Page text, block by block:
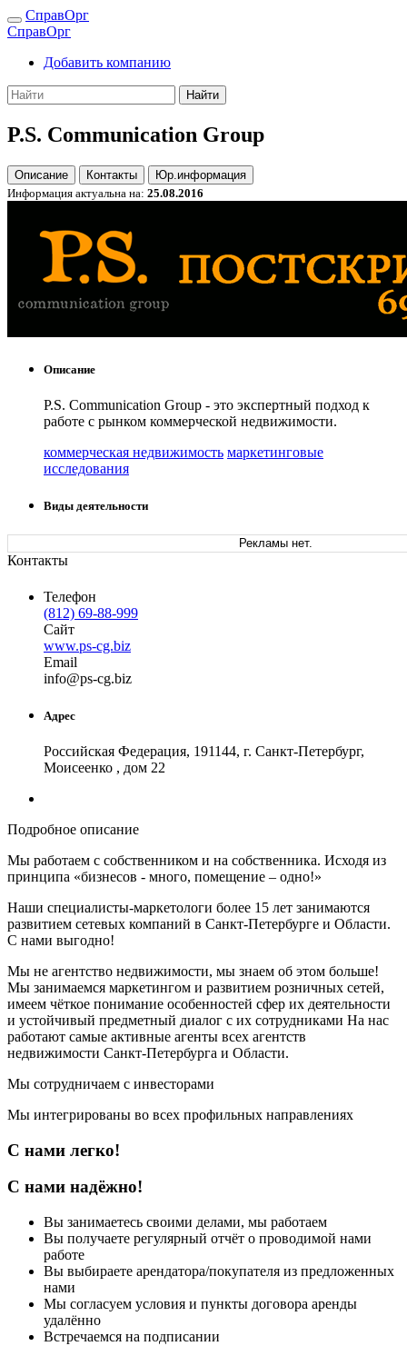
СправОрг
СправОрг
Добавить компанию
Найти
P.S. Communication Group
Описание Контакты
Юр.информация
Информация актуальна на: 25.08.2016
Описание
P.S. Communication Group - это экспертный подход к
работе с рынком коммерческой недвижимости.
коммерческая недвижимость маркетинговые
исследования
Виды деятельности
Рекламы нет.
Контакты
Телефон
(812) 69-88-999
Сайт
www.ps-cg.biz
Email
info@ps-cg.biz
Адрес
Российская Федерация, 191144, г. Санкт-Петербург,
Моисеенко , дом 22
Подробное описание
Мы работаем с собственником и на собственника. Исходя из
принципа «бизнесов - много, помещение – одно!»
Наши специалисты-маркетологи более 15 лет занимаются
развитием сетевых компаний в Санкт-Петербурге и Области.
С нами выгодно!
Мы не агентство недвижимости, мы знаем об этом больше!
Мы занимаемся маркетингом и развитием розничных сетей,
имеем чёткое понимание особенностей сфер их деятельности
и устойчивый предметный диалог с их сотрудниками На нас
работают самые активные агенты всех агентств
недвижимости Санкт-Петербурга и Области.
Мы сотрудничаем с инвесторами
Мы интегрированы во всех профильных направлениях
С нами легко!
С нами надёжно!
Вы занимаетесь своими делами, мы работаем
Вы получаете регулярный отчёт о проводимой нами
работе
Вы выбираете арендатора/покупателя из предложенных
нами
Мы согласуем условия и пункты договора аренды
удалённо
Встречаемся на подписании